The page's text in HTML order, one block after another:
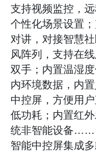
支持视频监控，
个性化场景设置
对讲，对接智慧
风阵列，支持在
双手；内置温湿
内环境数据，内
中控屏，方便用
低功耗；内置红
统非智能设备……
智能中控屏集成